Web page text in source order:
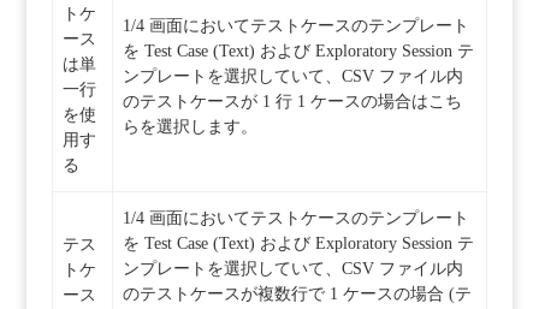
トケ
ース
は単
一行
を使
用す
る
1/4 画面においてテストケースのテンプレート
を Test Case (Text) および Exploratory Session テ
ンプレートを選択していて、CSV ファイル内
のテストケースが 1 行 1 ケースの場合はこち
らを選択します。
テス
トケ
ース
1/4 画面においてテストケースのテンプレート
を Test Case (Text) および Exploratory Session テ
ンプレートを選択していて、CSV ファイル内
のテストケースが複数行で 1 ケースの場合 (テ